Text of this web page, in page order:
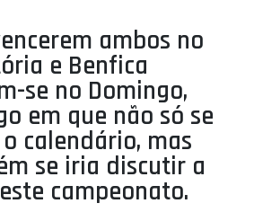
ambos no
e Benfica
se no Domingo,
em que não só se
calendário, mas
se iria discutir a
campeonato.